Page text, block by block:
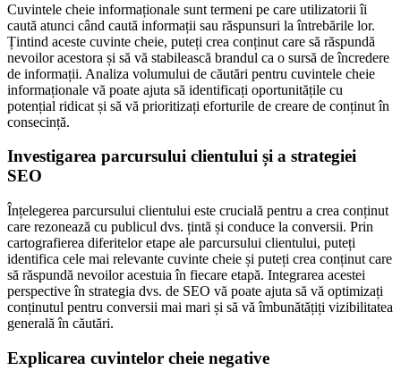
Cuvintele cheie informaționale sunt termeni pe care utilizatorii îi
caută atunci când caută informații sau răspunsuri la întrebările lor.
Țintind aceste cuvinte cheie, puteți crea conținut care să răspundă
nevoilor acestora și să vă stabilească brandul ca o sursă de încredere
de informații. Analiza volumului de căutări pentru cuvintele cheie
informaționale vă poate ajuta să identificați oportunitățile cu
potențial ridicat și să vă prioritizați eforturile de creare de conținut în
consecință.
Investigarea parcursului clientului și a strategiei
SEO
Înțelegerea parcursului clientului este crucială pentru a crea conținut
care rezonează cu publicul dvs. țintă și conduce la conversii. Prin
cartografierea diferitelor etape ale parcursului clientului, puteți
identifica cele mai relevante cuvinte cheie și puteți crea conținut care
să răspundă nevoilor acestuia în fiecare etapă. Integrarea acestei
perspective în strategia dvs. de SEO vă poate ajuta să vă optimizați
conținutul pentru conversii mai mari și să vă îmbunătățiți vizibilitatea
generală în căutări.
Explicarea cuvintelor cheie negative